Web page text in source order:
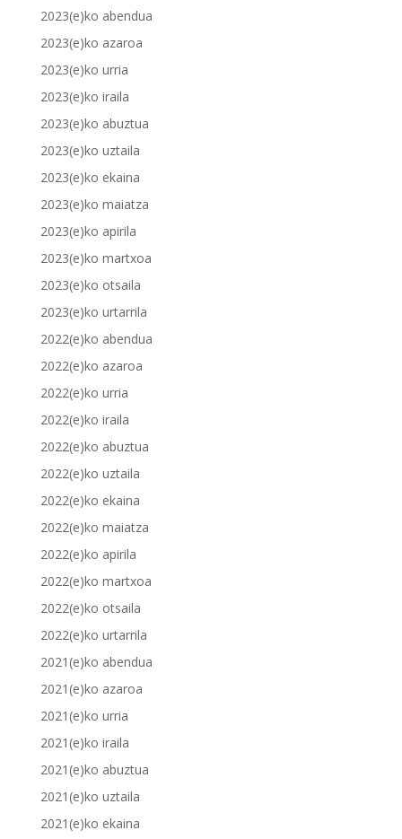
2023(e)ko abendua
2023(e)ko azaroa
2023(e)ko urria
2023(e)ko iraila
2023(e)ko abuztua
2023(e)ko uztaila
2023(e)ko ekaina
2023(e)ko maiatza
2023(e)ko apirila
2023(e)ko martxoa
2023(e)ko otsaila
2023(e)ko urtarrila
2022(e)ko abendua
2022(e)ko azaroa
2022(e)ko urria
2022(e)ko iraila
2022(e)ko abuztua
2022(e)ko uztaila
2022(e)ko ekaina
2022(e)ko maiatza
2022(e)ko apirila
2022(e)ko martxoa
2022(e)ko otsaila
2022(e)ko urtarrila
2021(e)ko abendua
2021(e)ko azaroa
2021(e)ko urria
2021(e)ko iraila
2021(e)ko abuztua
2021(e)ko uztaila
2021(e)ko ekaina